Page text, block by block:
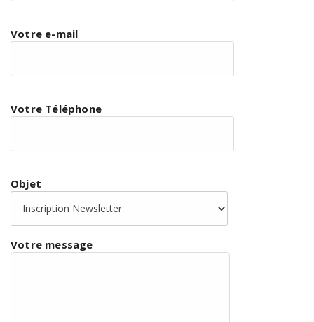
Votre e-mail
Votre Téléphone
Objet
Votre message